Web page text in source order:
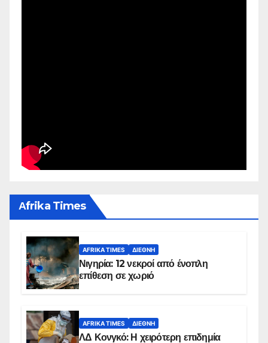
Αfrika Times
AFRIKA TIMES ΔΙΕΘΝΉ
Νιγηρία: 12 νεκροί από ένοπλη
επίθεση σε χωριό
AFRIKA TIMES ΔΙΕΘΝΉ
ΛΔ Κονγκό: Η χειρότερη επιδημία